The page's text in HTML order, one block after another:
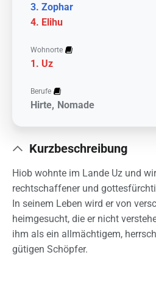
Zophar
Elihu
Wohnorte
Uz
Berufe
Hirte Nomade
Kurzbeschreibung
Hiob wohnte im Lande Uz und
rechtschaffener und
In seinem Leben wird er von
heimgesucht, die er nicht
ihm als ein allmächtigem,
gütigen Schöpfer.